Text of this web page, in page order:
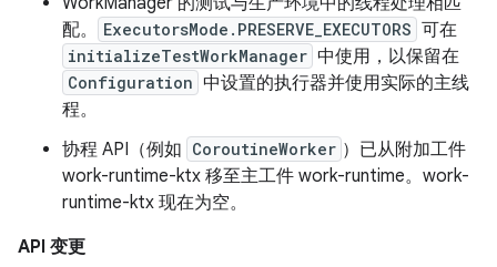
配。
ExecutorsMode.PRESERVE_EXECUTORS 可在
initializeTestWorkManager 中使用，以保留在
Configuration 中设置的执行器并使用实际的主线
程。
协程 API（例如 CoroutineWorker ）已从附加工件
work-runtime-ktx 移至主工件 work-runtime。work-
runtime-ktx 现在为空。
API 变更